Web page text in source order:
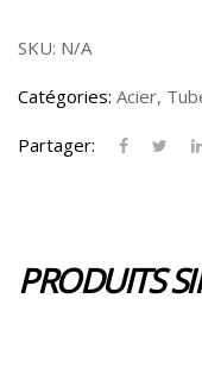
carré
SKU: N/A
Catégories: Acier,
Partager:
PRODUITS